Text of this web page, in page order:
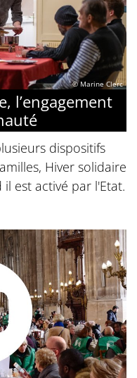
© Marine Clerc
l’engagement
dispositifs
Hiver solidaire
est activé par l'Etat.